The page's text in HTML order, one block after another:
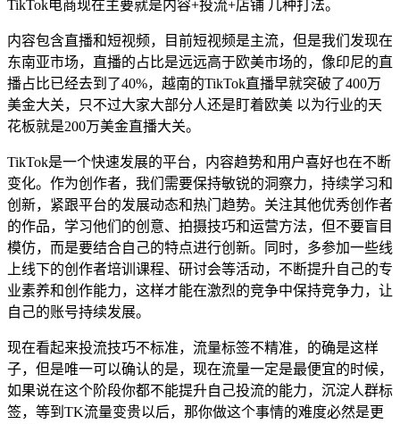
TikTok电商现在主要就是内容+投流+店铺 几种打法。
内容包含直播和短视频，目前短视频是主流，但是我们发现在
东南亚市场，直播的占比是远远高于欧美市场的，像印尼的直
播占比已经去到了40%，越南的TikTok直播早就突破了400万
美金大关，只不过大家大部分人还是盯着欧美 以为行业的天
花板就是200万美金直播大关。
TikTok是一个快速发展的平台，内容趋势和用户喜好也在不断
变化。作为创作者，我们需要保持敏锐的洞察力，持续学习和
创新，紧跟平台的发展动态和热门趋势。关注其他优秀创作者
的作品，学习他们的创意、拍摄技巧和运营方法，但不要盲目
模仿，而是要结合自己的特点进行创新。同时，多参加一些线
上线下的创作者培训课程、研讨会等活动，不断提升自己的专
业素养和创作能力，这样才能在激烈的竞争中保持竞争力，让
自己的账号持续发展。
现在看起来投流技巧不标准，流量标签不精准，的确是这样
子，但是唯一可以确认的是，现在流量一定是最便宜的时候，
如果说在这个阶段你都不能提升自己投流的能力，沉淀人群标
签，等到TK流量变贵以后，那你做这个事情的难度必然是更